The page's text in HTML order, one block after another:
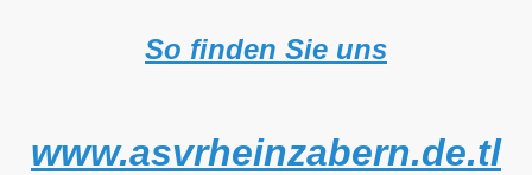
So finden Sie uns
www.asvrheinzabern.de.tl